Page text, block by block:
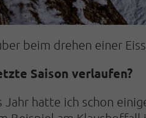
beim drehen einer
Saison verlaufen?
Jahr hatte ich schon